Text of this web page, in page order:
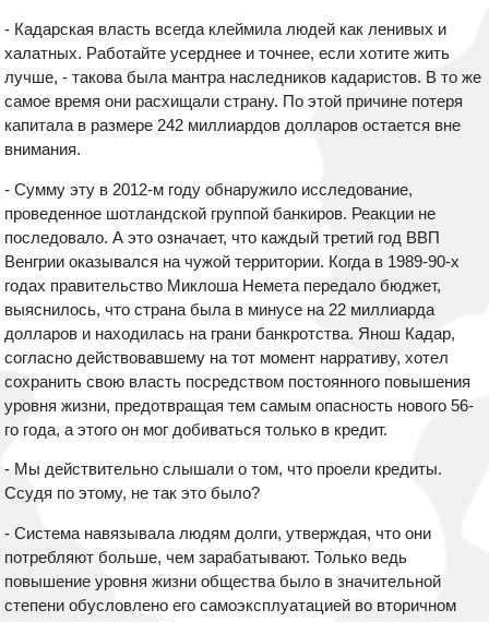
- Кадарская власть всегда клеймила людей как ленивых и
халатных. Работайте усерднее и точнее, если хотите жить
лучше, - такова была мантра наследников кадаристов. В то же
самое время они расхищали страну. По этой причине потеря
капитала в размере 242 миллиардов долларов остается вне
внимания.
- Сумму эту в 2012-м году обнаружило исследование,
проведенное шотландской группой банкиров. Реакции не
последовало. А это означает, что каждый третий год ВВП
Венгрии оказывался на чужой территории. Когда в 1989-90-х
годах правительство Миклоша Немета передало бюджет,
выяснилось, что страна была в минусе на 22 миллиарда
долларов и находилась на грани банкротства. Янош Кадар,
согласно действовавшему на тот момент нарративу, хотел
сохранить свою власть посредством постоянного повышения
уровня жизни, предотвращая тем самым опасность нового 56-
го года, а этого он мог добиваться только в кредит.
- Мы действительно слышали о том, что проели кредиты.
Ссудя по этому, не так это было?
- Система навязывала людям долги, утверждая, что они
потребляют больше, чем зарабатывают. Только ведь
повышение уровня жизни общества было в значительной
степени обусловлено его самоэксплуатацией во вторичном